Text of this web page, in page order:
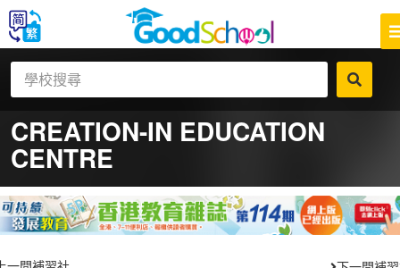
CREATION-IN EDUCATION
CENTRE